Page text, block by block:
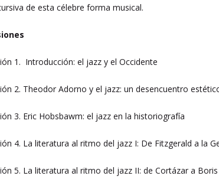
de esta célebre forma musical.
1. Introducción: el jazz y el Occidente
2. Theodor Adorno y el jazz: un desencuentro
3. Eric Hobsbawm: el jazz en la historiografía
4. La literatura al ritmo del jazz I: De Fitzgerald a la
5. La literatura al ritmo del jazz II: de Cortázar a Boris